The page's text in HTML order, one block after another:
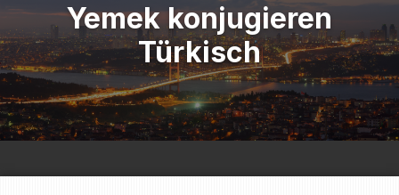
Yemek konjugieren
Türkisch